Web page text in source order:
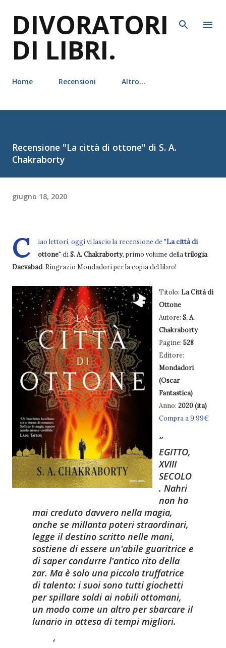
DIVORATORI
DI LIBRI.
Home Recensioni Altro…
Recensione "La città di ottone" di S. A.
Chakraborty
giugno 18, 2020
C iao lettori, oggi vi lascio la recensione de "La città di
ottone" di S. A. Chakraborty, primo volume della trilogia
Daevabad. Ringrazio Mondadori per la copia del libro!
Titolo: La Città di
Ottone
Autore: S. A.
Chakraborty
Pagine: 528
Editore:
Mondadori
(Oscar
Fantastica)
Anno: 2020 (ita)
Compra a 9,99€
EGITTO,
XVIII
SECOLO
. Nahri
non ha
mai creduto davvero nella magia,
anche se millanta poteri straordinari,
legge il destino scritto nelle mani,
sostiene di essere un'abile guaritrice e
di saper condurre l'antico rito della
zar. Ma è solo una piccola truffatrice
di talento: i suoi sono tutti giochetti
per spillare soldi ai nobili ottomani,
un modo come un altro per sbarcare il
lunario in attesa di tempi migliori.